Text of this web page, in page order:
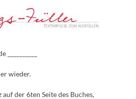
wieder.
der 6ten Seite des Buches,